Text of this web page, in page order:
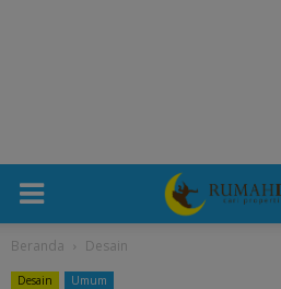
Beranda Desain
Desain Umum